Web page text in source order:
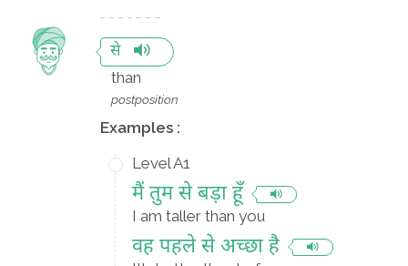
से
than
postposition
Examples :
Level A1
मैं तुम से बड़ा हूँ
I am taller than you
वह पहले से अच्छा है